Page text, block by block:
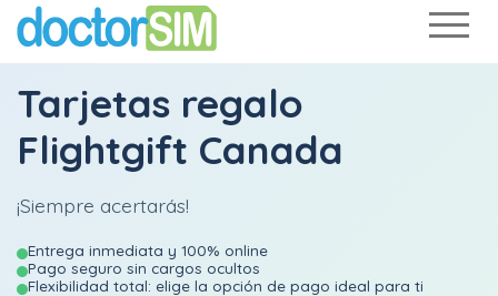
Tarjetas regalo
Flightgift Canada
¡Siempre acertarás!
Entrega inmediata y 100% online
Pago seguro sin cargos ocultos
Flexibilidad total: elige la opción de pago ideal para ti